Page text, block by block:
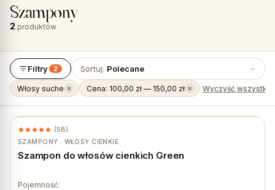
Szampony
2 produktów
Filtry 2
Włosy suche Cena: 100,00 zł — 150,00 zł Wyczyść wszystkie
Sortuj: Polecane
★ #1 BESTSELLER
SZAMPONY · WŁOSY CIENKIE
Szampon do włosów cienkich Green
(58)
Pojemność: